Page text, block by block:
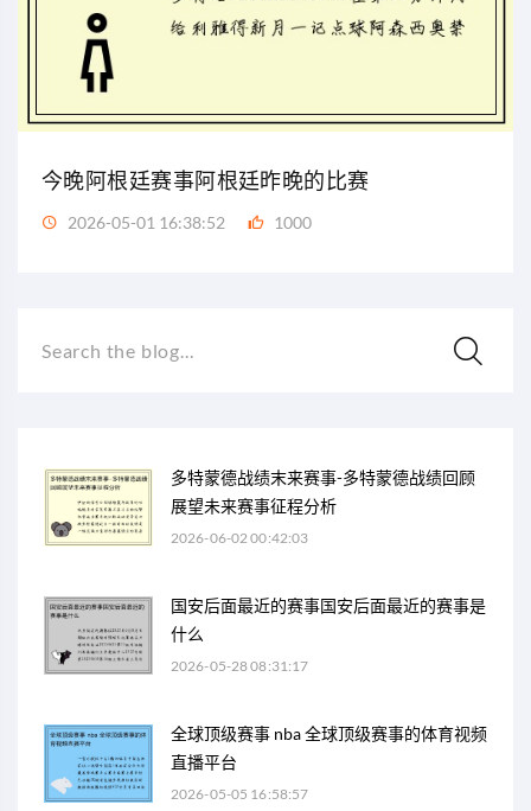
今晚阿根廷赛事阿根廷昨晚的比赛
2026-05-01 16:38:52 1000
Search the blog...
多特蒙德战绩末来赛事-多特蒙德战绩回顾
展望未来赛事征程分析
2026-06-02 00:42:03
国安后面最近的赛事国安后面最近的赛事是
什么
2026-05-28 08:31:17
全球顶级赛事 nba 全球顶级赛事的体育视频
直播平台
2026-05-05 16:58:57